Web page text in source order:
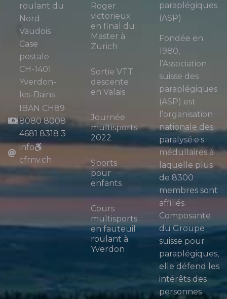
roulant du
Nord-
Vaudois
Case
postale
CH-1401
Yverdon-
les-Bains
IBAN CH89
8080 8008
4681 8318 3
info
cfrnv.ch
Roger
victorieux
en final du
Master à
Zurich
Sortie VTT
descente
en Valais
Journée
multisports
2022
Sports
pour
enfants
Cours
multisports
en fauteuil
roulant à
Yverdon
paraplégiques
(ASP)
Fondée en
1980,
l’Association
suisse des
paraplégiques
(ASP) est
l’organisation
nationale des
paralysé·e·s
médullaires à
laquelle plus
de 8300
membres sont
affiliés.
Composante
du Groupe
suisse pour
paraplégiques,
elle défend les
intérêts des
personnes